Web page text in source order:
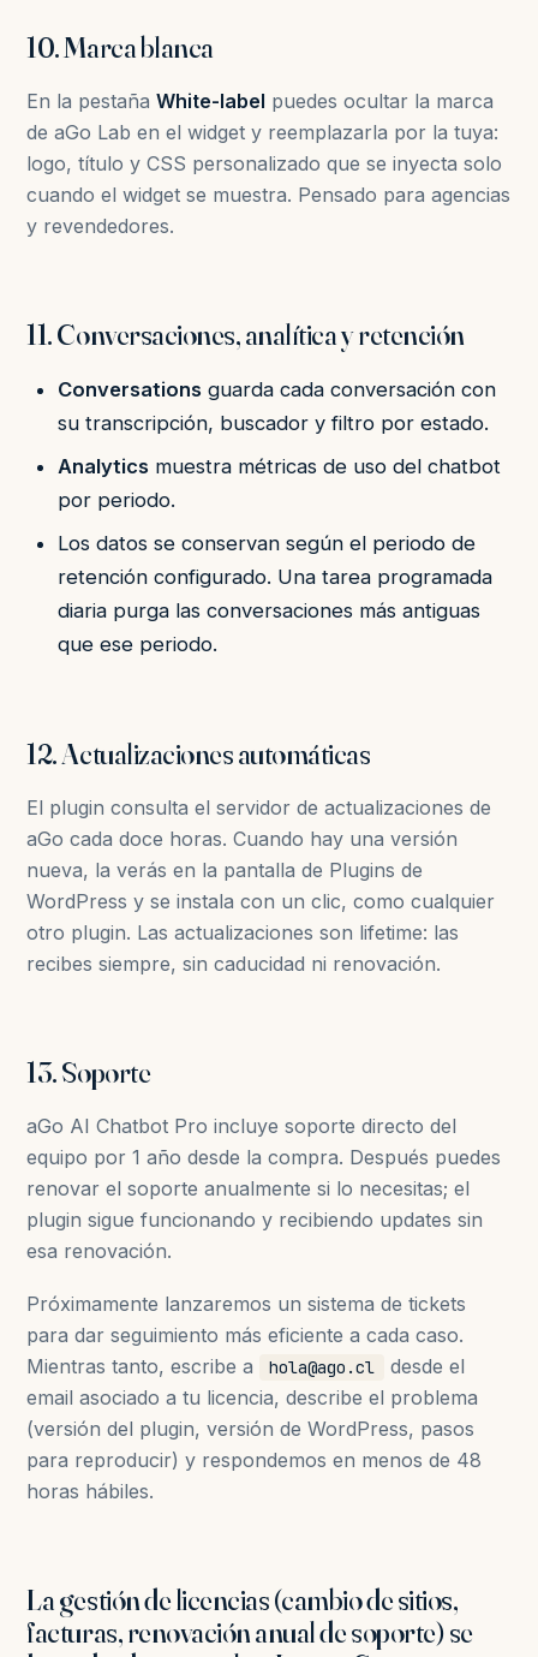
10. Marca blanca
En la pestañaWhite-label puedes ocultar la marca
de aGo Lab en el widget y reemplazarla por la tuya:
logo, título y CSS personalizado que se inyecta solo
cuando el widget se muestra. Pensado para agencias
y revendedores.
11. Conversaciones, analítica y retención
Conversations guarda cada conversación con
su transcripción, buscador y filtro por estado.
Analytics muestra métricas de uso del chatbot
por periodo.
Los datos se conservan según el periodo de
retención configurado. Una tarea programada
diaria purga las conversaciones más antiguas
que ese periodo.
12. Actualizaciones automáticas
El plugin consulta el servidor de actualizaciones de
aGo cada doce horas. Cuando hay una versión
nueva, la verás en la pantalla de Plugins de
WordPress y se instala con un clic, como cualquier
otro plugin. Las actualizaciones son lifetime: las
recibes siempre, sin caducidad ni renovación.
13. Soporte
aGo AI Chatbot Pro incluye soporte directo del
equipo por 1 año desde la compra. Después puedes
renovar el soporte anualmente si lo necesitas; el
plugin sigue funcionando y recibiendo updates sin
esa renovación.
Próximamente lanzaremos un sistema de tickets
para dar seguimiento más eficiente a cada caso.
Mientras tanto, escribe a
hola@ago.cl
desde el
email asociado a tu licencia, describe el problema
(versión del plugin, versión de WordPress, pasos
para reproducir) y respondemos en menos de 48
horas hábiles.
La gestión de licencias (cambio de sitios,
facturas, renovación anual de soporte) se